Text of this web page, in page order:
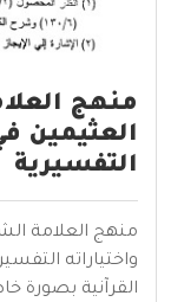
منهج
العثيمين
التفسيرية
منهج العلامة
واختياراته
القرآنية